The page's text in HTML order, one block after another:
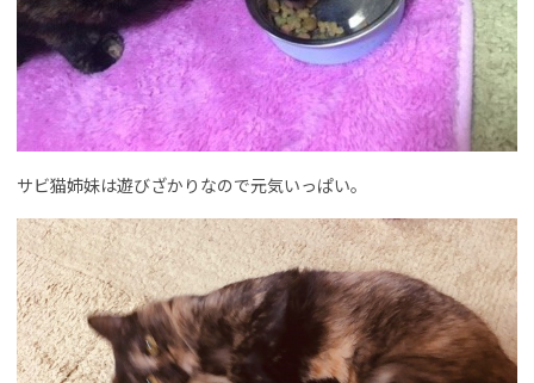
サビ猫姉妹は遊びざかりなので元気いっぱい。